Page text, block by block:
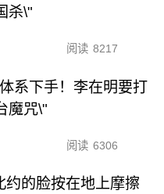
杀\"
阅读 8217
系下手！李在明要打
魔咒\"
阅读 6306
约的脸按在地上摩擦